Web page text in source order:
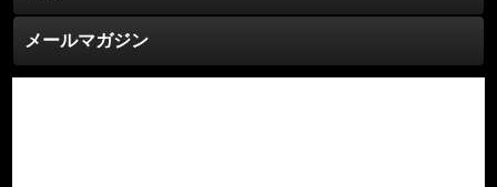
メールマガジン